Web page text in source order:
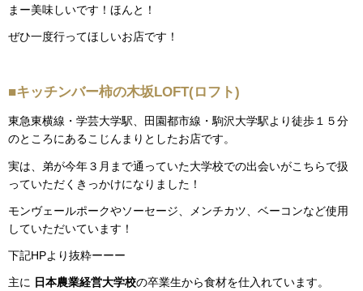
まー美味しいです！ほんと！
ぜひ一度行ってほしいお店です！
■キッチンバー柿の木坂LOFT(ロフト)
東急東横線・学芸大学駅、田園都市線・駒沢大学駅より徒歩１５分
のところにあるこじんまりとしたお店です。
実は、弟が今年３月まで通っていた大学校での出会いがこちらで扱
っていただくきっかけになりました！
モンヴェールポークやソーセージ、メンチカツ、ベーコンなど使用
していただいています！
下記HPより抜粋ーーー
主に 日本農業経営大学校の卒業生から食材を仕入れています。